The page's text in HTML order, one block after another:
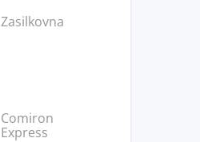
Zasilkovna
Comiron
Express